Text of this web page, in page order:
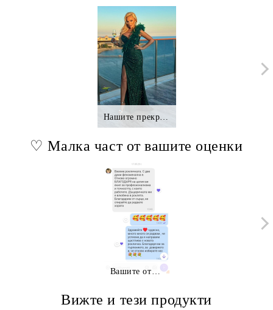
♡ Малка част от вашите оценки
Вижте и тези продукти